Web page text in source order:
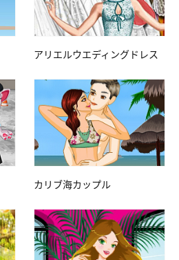
アリエルウエディングドレス
カリブ海カップル